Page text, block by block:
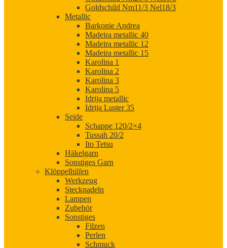
Goldschild Nm11/3 Nel18/3
Metallic
Barkonie Andrea
Madeira metallic 40
Madeira metallic 12
Madeira metallic 15
Karolina 1
Karolina 2
Karolina 3
Karolina 5
Idrija metallic
Idrija Luster 35
Seide
Schappe 120/2×4
Tussah 20/2
Ito Tetsu
Häkelgarn
Sonstiges Garn
Klöppelhilfen
Werkzeug
Stecknadeln
Lampen
Zubehör
Sonstiges
Filzen
Perlen
Schmuck